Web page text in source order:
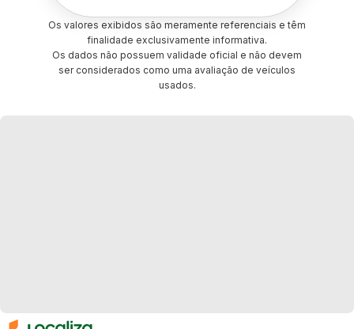
Os valores exibidos são meramente referenciais e têm
finalidade exclusivamente informativa.
Os dados não possuem validade oficial e não devem
ser considerados como uma avaliação de veículos
usados.